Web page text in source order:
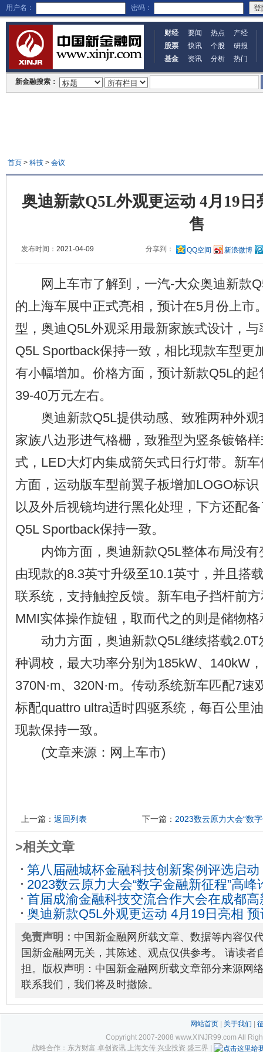
用户名： 密码：
财经 要闻 热点
产经
股票
快讯 个股
研报
基金
资讯 分析 热门
新金融搜索：
首页> 科技> 会议
奥迪新款Q5L外观更运动 4月19日
售
发布时间： 2021-04-09 分享到： QQ空间 新浪微博
网上车市了解到，一汽-大众奥迪新款
的上海车展中正式亮相，预计在5月份上市
型，奥迪Q5L外观采用最新家族式设计，
Q5L Sportback保持一致，相比现款车型更
有小幅增加。价格方面，预计新款Q5L的
39-40万元左右。
奥迪新款Q5L提供动感、致雅两种外观
家族八边形进气格栅，致雅型为竖条镀铬
式，LED大灯内集成箭矢式日行灯带。新
方面，运动版车型前翼子板增加LOGO标
以及外后视镜均进行黑化处理，下方还配
Q5L Sportback保持一致。
内饰方面，奥迪新款Q5L整体布局没有
由现款的8.3英寸升级至10.1英寸，并且搭
联系统，支持触控反馈。新车电子挡杆前
MMI实体操作旋钮，取而代之的则是储物
动力方面，奥迪新款Q5L继续搭载2.0T
种调校，最大功率分别为185kW、140kW
370N·m、320N·m。传动系统新车匹配7速
标配quattro ultra适时四驱系统，每百公里
现款保持一致。
(文章来源：网上车市)
上一篇： 返回列表 下一篇： 2023数云原力大会“数
>相关文章
第八届融城杯金融科技创新案例评选启
Fintech最佳实践2023-05-23
2023数云原力大会“数字金融新征程”高
05-23
首届成渝金融科技交流合作大会在成都
23
奥迪新款Q5L外观更运动 4月19日亮相
04-09
免责声明： 中国新金融网所载文章、数据等内容仅
国新金融网无关，其陈述、观点仅供参考。 请读者
担。版权声明：中国新金融网所载文章部分来源网
联系我们，我们将及时撤除。
网站首页| 关于我们
Copyright 2007-2008 www.XINJR99.com All
战略合作：东方财富 卓创资讯 上海文传 兴业投资 盛三界 |